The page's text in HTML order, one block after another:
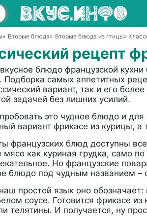
» Вторые блюда» Вторые блюда из птицы»
рецепт
блюдо французской
Подборка самых аппетитных
вариант, так и его
задачей без лишних усилий.
это чудное блюдо и для
вариант фрикасе из курицы, а
французских блюд доступны
мясо как куриная грудка, само
Но французские
блюдо под чудным названием –
простой язык оно
соусе. Готовится фрикасе из
телятины. И получается, ну